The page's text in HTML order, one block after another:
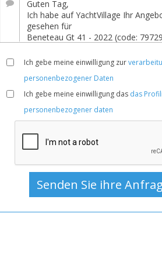
Gebraucht,
Motoryacht
Verkauf,
Motoryacht
Gebraucht,
Motoryachten
Motoryachten
Gebraucht,
Ich gebe meine einwilligung zur
personenbezogener Daten
Ich gebe meine einwilligung das das
personenbezogener daten